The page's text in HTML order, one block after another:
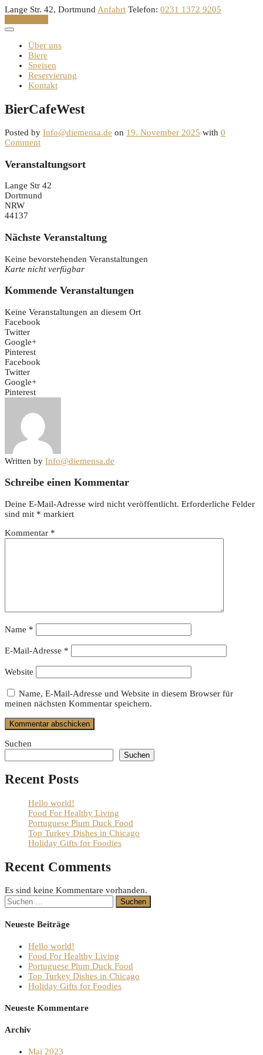
Skip
content
Lange Str. 42, Dortmund Anfahrt Telefon: 0231 1372 9205
Über uns
Biere
Speisen
Reservierung
Kontakt
BierCafeWest
Posted by Info@diemensa.de on 19. November 2025 with 0
Comment
Veranstaltungsort
Lange Str 42
Dortmund
NRW
44137
Nächste Veranstaltung
Keine bevorstehenden Veranstaltungen
Karte nicht verfügbar
Kommende Veranstaltungen
Keine Veranstaltungen an diesem Ort
Facebook
Twitter
Google+
Pinterest
Facebook
Twitter
Google+
Pinterest
Written by Info@diemensa.de
Schreibe einen Kommentar
Deine E-Mail-Adresse wird nicht veröffentlicht. Erforderliche Felder
sind mit * markiert
Kommentar *
Name *
E-Mail-Adresse *
Website
Name, E-Mail-Adresse und Website in diesem Browser für
meinen nächsten Kommentar speichern.
Suchen
Suchen
Recent Posts
Hello world!
Food For Healthy Living
Portuguese Plum Duck Food
Top Turkey Dishes in Chicago
Holiday Gifts for Foodies
Recent Comments
Es sind keine Kommentare vorhanden.
Suchen
nach:
Neueste Beiträge
Hello world!
Food For Healthy Living
Portuguese Plum Duck Food
Top Turkey Dishes in Chicago
Holiday Gifts for Foodies
Neueste Kommentare
Archiv
Mai 2023